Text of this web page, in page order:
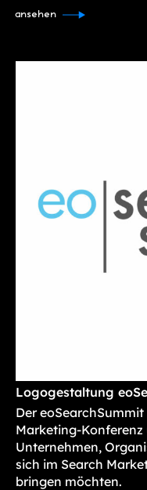
ansehen
Logogestaltung
Der
Marketing-
Unternehmen,
sich im Search
bringen möchten.